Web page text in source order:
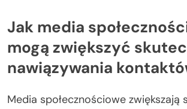
Jak media
mogą zwiększyć
nawiązywania
Media społecznościowe zwiększają